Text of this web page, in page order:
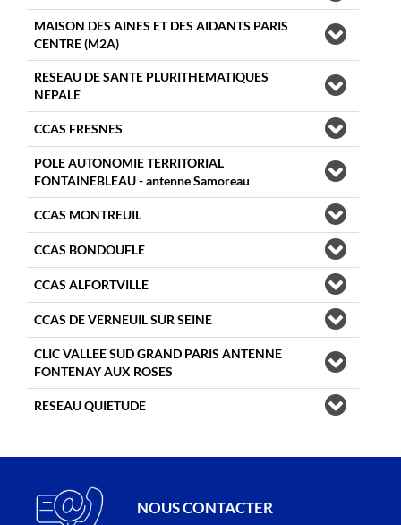
MAISON DES AINES ET DES AIDANTS PARIS
CENTRE (M2A)
RESEAU DE SANTE PLURITHEMATIQUES
NEPALE
CCAS FRESNES
POLE AUTONOMIE TERRITORIAL
FONTAINEBLEAU - antenne Samoreau
CCAS MONTREUIL
CCAS BONDOUFLE
CCAS ALFORTVILLE
CCAS DE VERNEUIL SUR SEINE
CLIC VALLEE SUD GRAND PARIS ANTENNE
FONTENAY AUX ROSES
RESEAU QUIETUDE
NOUS CONTACTER